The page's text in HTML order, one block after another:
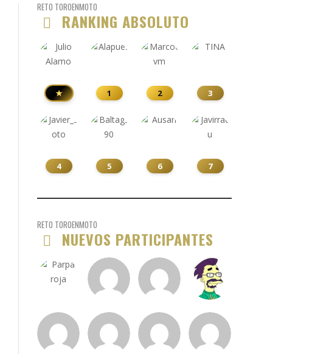
RETO TOROENMOTO
RANKING ABSOLUTO
★ 1 2 3
4 5 6 7
RETO TOROENMOTO
NUEVOS PARTICIPANTES